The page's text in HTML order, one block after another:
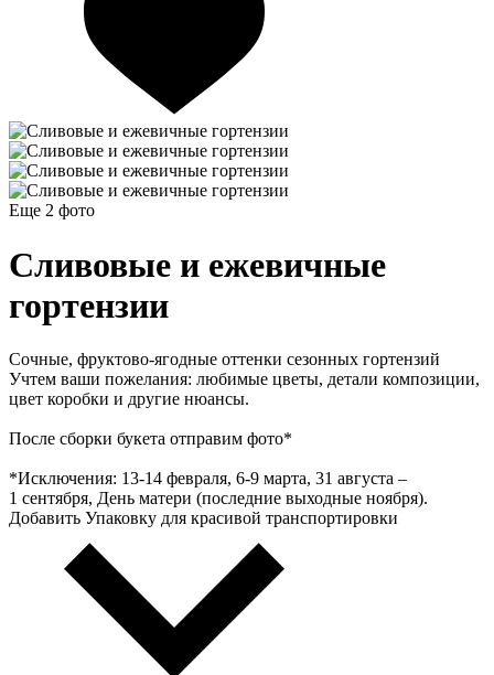
Еще 2 фото
Сливовые и ежевичные
гортензии
Сочные, фруктово-ягодные оттенки сезонных гортензий
Учтем ваши пожелания: любимые цветы, детали композиции,
цвет коробки и другие нюансы.
После сборки букета отправим фото*
*Исключения: 13‑14 февраля, 6‑9 марта, 31 августа –
1 сентября, День матери (последние выходные ноября).
Добавить Упаковку для красивой транспортировки